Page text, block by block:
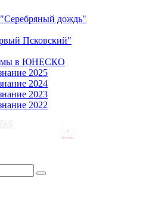
дождь"
Псковский"
в ЮНЕСКО
2025
2024
2023
2022